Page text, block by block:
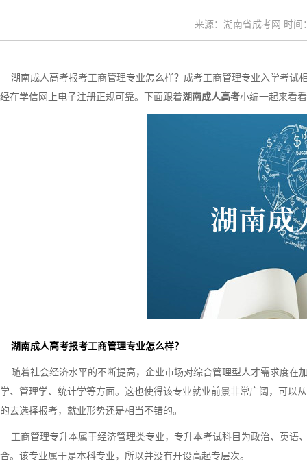
来源：湖南省成考网 时间
湖南成人高考报考工商管理专业怎么样？成考工商管理专业入学考试
经在学信网上电子注册正规可靠。下面跟着湖南成人高考小编一起来看
湖南成人高考报考工商管理专业怎么样？
随着社会经济水平的不断提高，企业市场对综合管理型人才需求度在
学、管理学、统计学等方面。这也使得该专业就业前景非常广阔，可以
的去选择报考，就业形势还是相当不错的。
工商管理专升本属于经济管理类专业，专升本考试科目为政治、英语
合。该专业属于是本科专业，所以并没有开设高起专层次。